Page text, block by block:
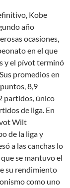
Kobe
año
ocasiones,
en el que
y el pívot terminó
promedios en
8,9
partidos, único
de liga. En
Wilt
de la liga y
a las canchas lo
se mantuvo el
su rendimiento
como uno